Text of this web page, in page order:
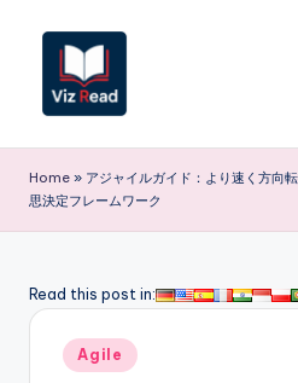
content
iz
R
a
Home » アジャイルガイド：より速く方向
思決定フレームワーク
Read this post in:
Posted
in
Agile